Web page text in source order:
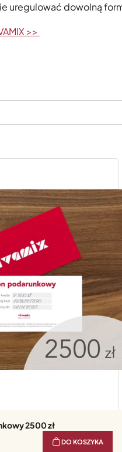
uregulować dowolną
>>
2500 zł
DO KOSZYKA